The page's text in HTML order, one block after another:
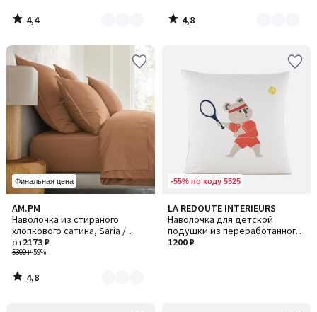
4,4
/
4,8
/
Финальная цена
AM.PM
Наволочка из стираного
хлопкового сатина, Saria /
Сариа
5300 ₽-59%
от2173 ₽
4,8
/ 5
Количество
цветов:
4
4,8
/
-55% по коду 5525
LA REDOUTE INTERIEURS
Наволочка для детской
подушки из переработанного
хлопка (30%), Neilo / Неило
1200 ₽